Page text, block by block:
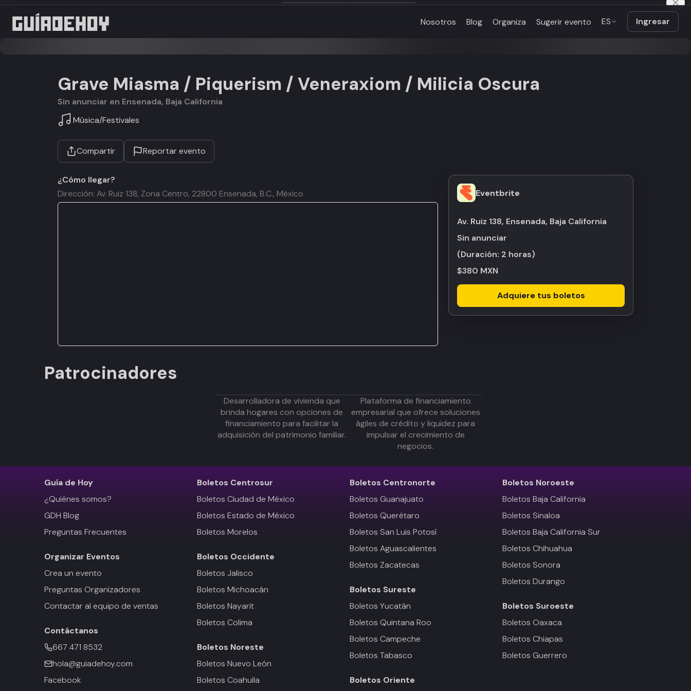
Nosotros Blog Organiza Sugerir evento ES Ingresar
Grave Miasma / Piquerism / Veneraxiom / Milicia Oscura
Sin anunciar en Ensenada, Baja California
Música/Festivales
Compartir Reportar evento
Eventbrite
Av. Ruiz 138, Ensenada, Baja California
Sin anunciar
(Duración: 2 horas)
$380 MXN
Adquiere tus boletos
¿Cómo llegar?
Dirección: Av. Ruiz 138, Zona Centro, 22800 Ensenada, B.C., México
Patrocinadores
Desarrolladora de vivienda que
brinda hogares con opciones de
financiamiento para facilitar la
adquisición del patrimonio familiar.
Plataforma de financiamiento
empresarial que ofrece soluciones
ágiles de crédito y liquidez para
impulsar el crecimiento de
negocios.
Guía de Hoy
¿Quiénes somos?
GDH Blog
Preguntas Frecuentes
Organizar Eventos
Crea un evento
Preguntas Organizadores
Contactar al equipo de ventas
Contáctanos
667 471 8532
hola@guiadehoy.com
Facebook
Boletos Centrosur
Boletos Ciudad de México
Boletos Estado de México
Boletos Morelos
Boletos Occidente
Boletos Jalisco
Boletos Michoacán
Boletos Nayarit
Boletos Colima
Boletos Noreste
Boletos Nuevo León
Boletos Coahuila
Boletos Centronorte
Boletos Guanajuato
Boletos Querétaro
Boletos San Luis Potosí
Boletos Aguascalientes
Boletos Zacatecas
Boletos Sureste
Boletos Yucatán
Boletos Quintana Roo
Boletos Campeche
Boletos Tabasco
Boletos Oriente
Boletos Noroeste
Boletos Baja California
Boletos Sinaloa
Boletos Baja California Sur
Boletos Chihuahua
Boletos Sonora
Boletos Durango
Boletos Suroeste
Boletos Oaxaca
Boletos Chiapas
Boletos Guerrero